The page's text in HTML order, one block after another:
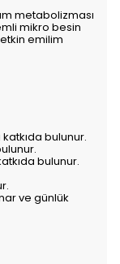
metabolizması
mikro besin
emilim
bulunur.
bulunur.
ve günlük